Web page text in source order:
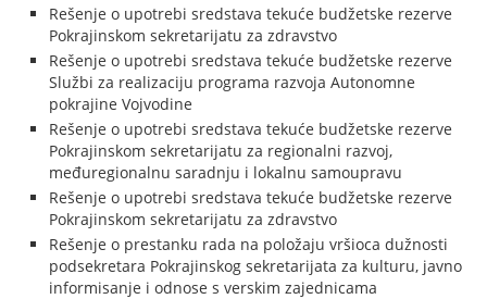
Rešenje o upotrebi sredstava tekuće budžetske rezerve
Pokrajinskom sekretarijatu za zdravstvo
Rešenje o upotrebi sredstava tekuće budžetske rezerve
Službi za realizaciju programa razvoja Autonomne
pokrajine Vojvodine
Rešenje o upotrebi sredstava tekuće budžetske rezerve
Pokrajinskom sekretarijatu za regionalni razvoj,
međuregionalnu saradnju i lokalnu samoupravu
Rešenje o upotrebi sredstava tekuće budžetske rezerve
Pokrajinskom sekretarijatu za zdravstvo
Rešenje o prestanku rada na položaju vršioca dužnosti
podsekretara Pokrajinskog sekretarijata za kulturu, javno
informisanje i odnose s verskim zajednicama